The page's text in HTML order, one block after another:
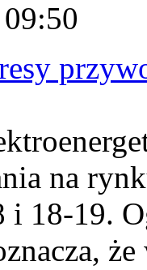
na
18-19.